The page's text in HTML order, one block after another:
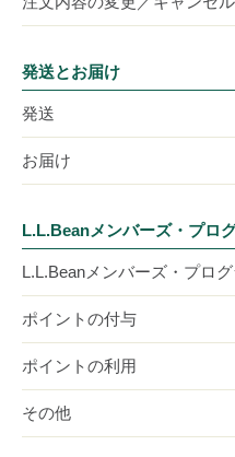
発送とお届け
発送
お届け
L.L.Beanメンバーズ・プロ
L.L.Beanメンバーズ・プロ
ポイントの付与
ポイントの利用
その他